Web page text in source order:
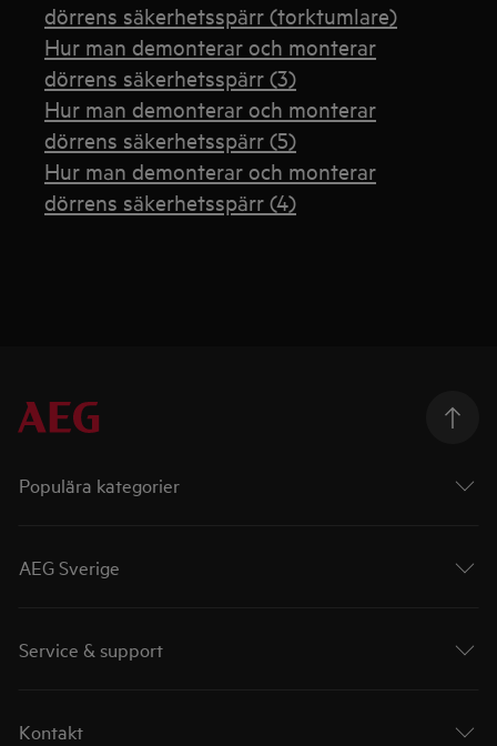
dörrens säkerhetsspärr (torktumlare)
Hur man demonterar och monterar
dörrens säkerhetsspärr (3)
Hur man demonterar och monterar
dörrens säkerhetsspärr (5)
Hur man demonterar och monterar
dörrens säkerhetsspärr (4)
Populära kategorier
AEG Sverige
Service & support
Kontakt